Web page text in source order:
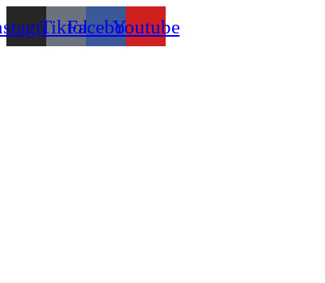
ke
konten
TiktokFacebookYoutube